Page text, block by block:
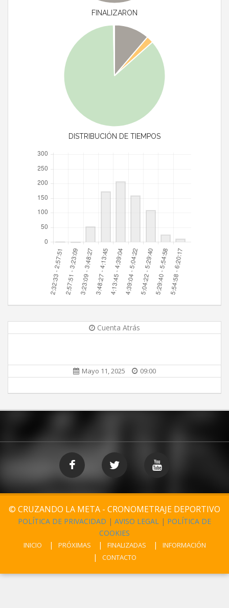
FINALIZARON
DISTRIBUCIÓN DE TIEMPOS
Cuenta Atrás
Mayo 11, 2025 09:00
© CRUZANDO LA META - CRONOMETRAJE DEPORTIVO
POLÍTICA DE PRIVACIDAD | AVISO LEGAL | POLÍTICA DE
COOKIES
INICIO PRÓXIMAS FINALIZADAS
INFORMACIÓN
CONTACTO